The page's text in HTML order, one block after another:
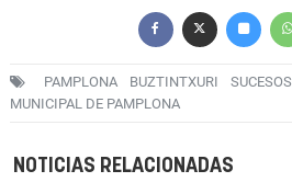
PAMPLONA BUZTINTXURI SUCESOS
MUNICIPAL DE PAMPLONA
NOTICIAS RELACIONADAS